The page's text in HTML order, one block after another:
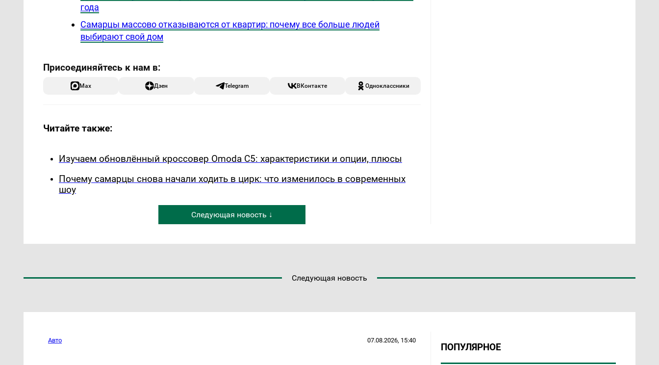
года
Самарцы массово отказываются от квартир: почему все больше людей
выбирают свой дом
Max Дзен Telegram ВКонтакте Одноклассники
Читайте также:
Изучаем обновлённый кроссовер Omoda C5: характеристики и опции, плюсы
Почему самарцы снова начали ходить в цирк: что изменилось в современных
шоу
Следующая новость ↓
Следующая новость
Авто 07.08.2026, 15:40
ПОПУЛЯРНОЕ